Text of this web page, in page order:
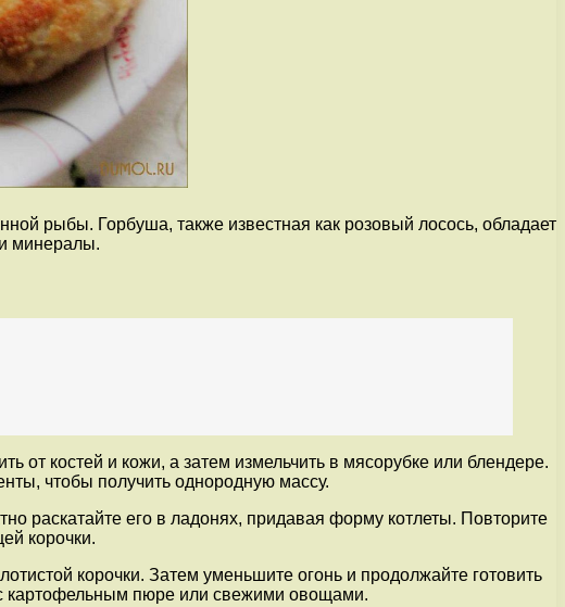
рыбы. Горбуша, также известная как розовый лосось, обладает
минералы.
от костей и кожи, а затем измельчить в мясорубке или блендере.
чтобы получить однородную массу.
раскатайте его в ладонях, придавая форму котлеты. Повторите
корочки.
корочки. Затем уменьшите огонь и продолжайте готовить
картофельным пюре или свежими овощами.